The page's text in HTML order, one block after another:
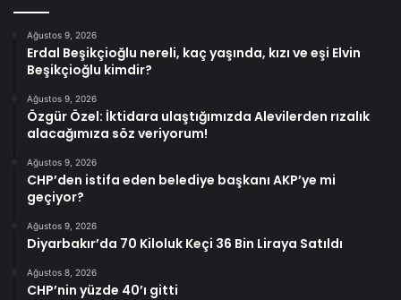
Ağustos 9, 2026
Erdal Beşikçioğlu nereli, kaç yaşında, kızı ve eşi Elvin
Beşikçioğlu kimdir?
Ağustos 9, 2026
Özgür Özel: İktidara ulaştığımızda Alevilerden rızalık
alacağımıza söz veriyorum!
Ağustos 9, 2026
CHP’den istifa eden belediye başkanı AKP’ye mi
geçiyor?
Ağustos 9, 2026
Diyarbakır’da 70 Kiloluk Keçi 36 Bin Liraya Satıldı
Ağustos 8, 2026
CHP’nin yüzde 40’ı gitti